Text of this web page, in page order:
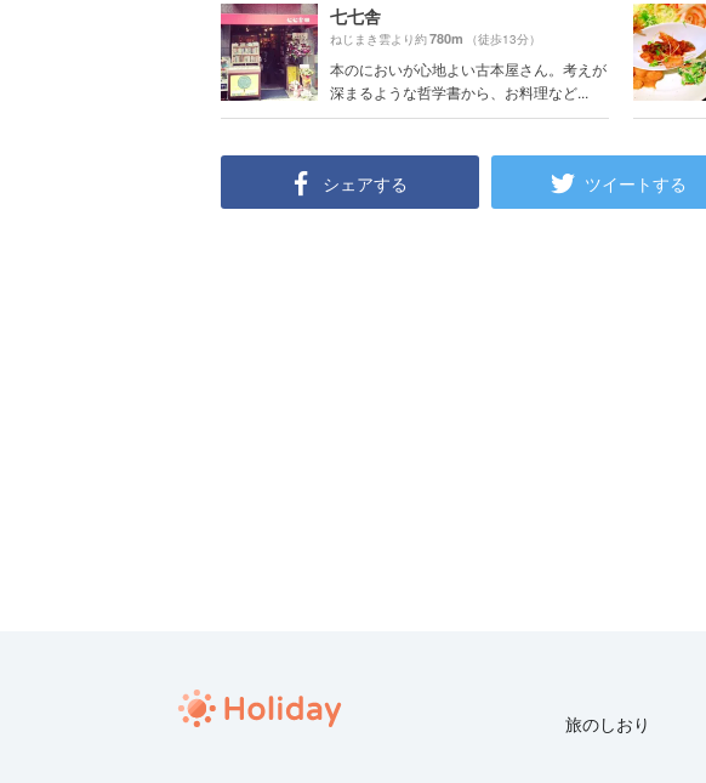
七七舎
ねじまき雲より約780m （徒歩13分）
本のにおいが心地よい古本屋さん。考えが
深まるような哲学書から、お料理など...
シェアする ツイートする
旅のしおり